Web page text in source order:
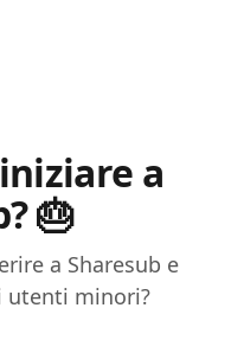
a
🎂
a Sharesub e
utenti minori?